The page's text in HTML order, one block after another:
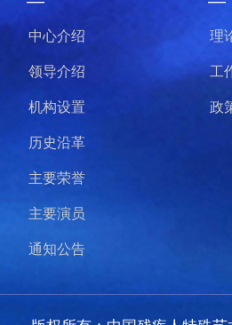
中心介绍
领导介绍
机构设置
历史沿革
主要荣誉
主要演员
通知公告
理
工
政